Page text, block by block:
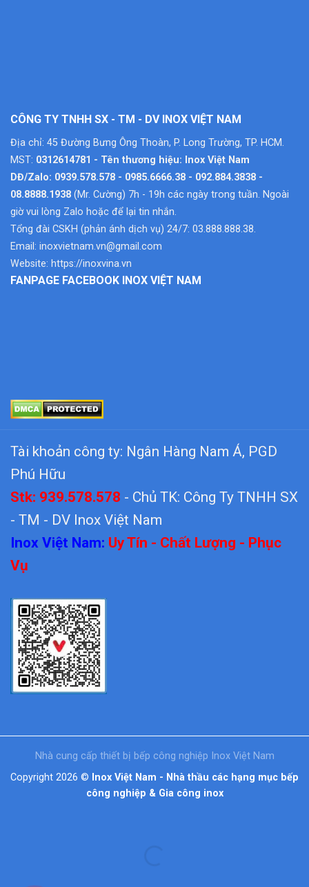
CÔNG TY TNHH SX - TM - DV INOX VIỆT NAM
Địa chỉ: 45 Đường Bưng Ông Thoàn, P. Long Trường, TP. HCM.
MST: 0312614781 - Tên thương hiệu: Inox Việt Nam
DĐ/Zalo: 0939.578.578 - 0985.6666.38 - 092.884.3838 -
08.8888.1938 (Mr. Cường) 7h - 19h các ngày trong tuần. Ngoài
giờ vui lòng Zalo hoặc để lại tin nhắn.
Tổng đài CSKH (phản ánh dịch vụ) 24/7: 03.888.888.38.
Email: inoxvietnam.vn@gmail.com
Website: https://inoxvina.vn
FANPAGE FACEBOOK INOX VIỆT NAM
Tài khoản công ty: Ngân Hàng Nam Á, PGD
Phú Hữu
Stk: 939.578.578 - Chủ TK: Công Ty TNHH SX
- TM - DV Inox Việt Nam
Inox Việt Nam: Uy Tín - Chất Lượng - Phục
Vụ
Nhà cung cấp thiết bị bếp công nghiệp Inox Việt Nam
Copyright 2026 © Inox Việt Nam - Nhà thầu các hạng mục bếp
công nghiệp & Gia công inox